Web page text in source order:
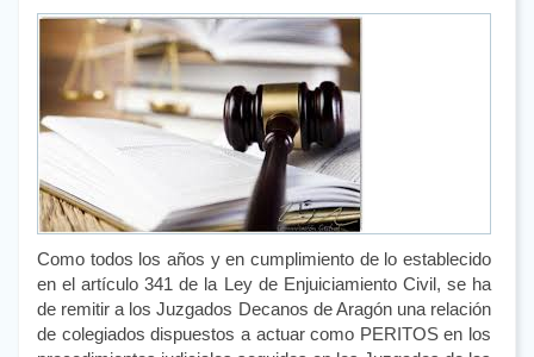
Como todos los años y en cumplimiento de lo establecido
en el artículo 341 de la Ley de Enjuiciamiento Civil, se ha
de remitir a los Juzgados Decanos de Aragón una relación
de colegiados dispuestos a actuar como PERITOS en los